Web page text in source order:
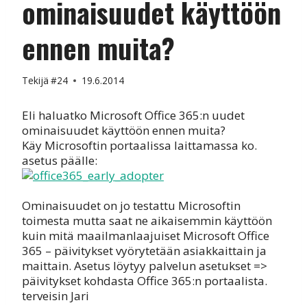
ominaisuudet käyttöön
ennen muita?
Tekijä #24 19.6.2014
Eli haluatko Microsoft Office 365:n uudet
ominaisuudet käyttöön ennen muita?
Käy Microsoftin portaalissa laittamassa ko.
asetus päälle:
Ominaisuudet on jo testattu Microsoftin
toimesta mutta saat ne aikaisemmin käyttöön
kuin mitä maailmanlaajuiset Microsoft Office
365 – päivitykset vyörytetään asiakkaittain ja
maittain. Asetus löytyy palvelun asetukset =>
päivitykset kohdasta Office 365:n portaalista.
terveisin Jari